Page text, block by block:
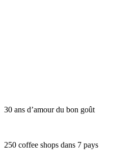
30 ans d’amour du bon goût
250 coffee shops dans 7 pays